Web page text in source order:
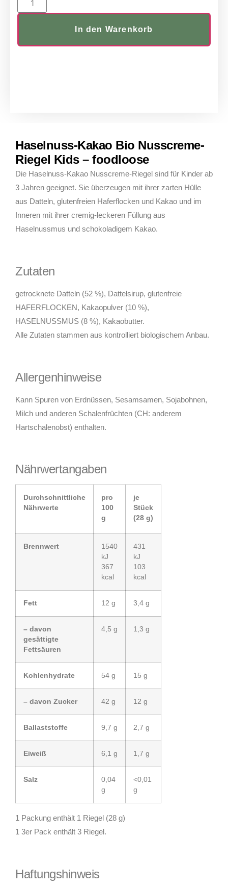
In den Warenkorb
Haselnuss-Kakao Bio Nusscreme-
Riegel Kids – foodloose
Die Haselnuss-Kakao Nusscreme-Riegel sind für Kinder ab
3 Jahren geeignet. Sie überzeugen mit ihrer zarten Hülle
aus Datteln, glutenfreien Haferflocken und Kakao und im
Inneren mit ihrer cremig-leckeren Füllung aus
Haselnussmus und schokoladigem Kakao.
Zutaten
getrocknete Datteln (52 %), Dattelsirup, glutenfreie
HAFERFLOCKEN, Kakaopulver (10 %),
HASELNUSSMUS (8 %), Kakaobutter.
Alle Zutaten stammen aus kontrolliert biologischem Anbau.
Allergenhinweise
Kann Spuren von Erdnüssen, Sesamsamen, Sojabohnen,
Milch und anderen Schalenfrüchten (CH: anderem
Hartschalenobst) enthalten.
Nährwertangaben
Durchschnittliche
Nährwerte
pro
100
g
je
Stück
(28 g)
Brennwert
1540
kJ
367
kcal
431
kJ
103
kcal
Fett 12 g 3,4 g
– davon
gesättigte
Fettsäuren
4,5 g 1,3 g
Kohlenhydrate 54 g 15 g
– davon Zucker 42 g 12 g
Ballaststoffe 9,7 g 2,7 g
Eiweiß 6,1 g 1,7 g
Salz
0,04
g
<0,01
g
1 Packung enthält 1 Riegel (28 g)
1 3er Pack enthält 3 Riegel.
Haftungshinweis